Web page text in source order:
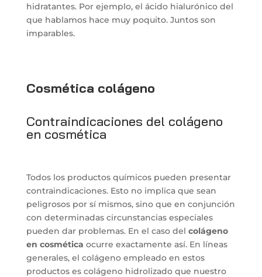
hidratantes. Por ejemplo, el ácido hialurónico del
que hablamos hace muy poquito. Juntos son
imparables.
Cosmética colágeno
Contraindicaciones del colágeno
en cosmética
Todos los productos químicos pueden presentar
contraindicaciones. Esto no implica que sean
peligrosos por sí mismos, sino que en conjunción
con determinadas circunstancias especiales
pueden dar problemas. En el caso del colágeno
en cosmética ocurre exactamente así. En líneas
generales, el colágeno empleado en estos
productos es colágeno hidrolizado que nuestro